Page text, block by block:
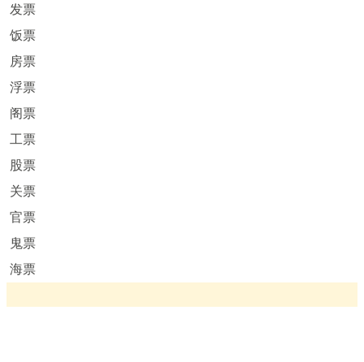
发票
饭票
房票
浮票
阁票
工票
股票
关票
官票
鬼票
海票